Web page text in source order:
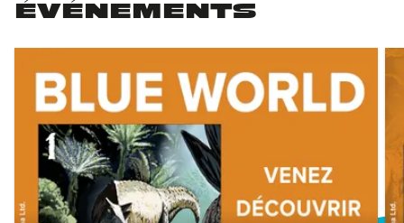
ÉVÉNEMENTS